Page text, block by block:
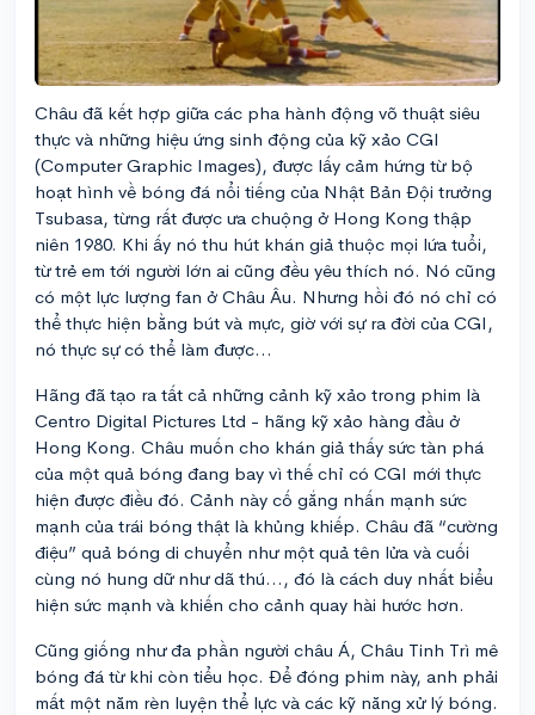
Châu đã kết hợp giữa các pha hành động võ thuật siêu
thực và những hiệu ứng sinh động của kỹ xảo CGI
(Computer Graphic Images), được lấy cảm hứng từ bộ
hoạt hình về bóng đá nổi tiếng của Nhật Bản Đội trưởng
Tsubasa, từng rất được ưa chuộng ở Hong Kong thập
niên 1980. Khi ấy nó thu hút khán giả thuộc mọi lứa tuổi,
từ trẻ em tới người lớn ai cũng đều yêu thích nó. Nó cũng
có một lực lượng fan ở Châu Âu. Nhưng hồi đó nó chỉ có
thể thực hiện bằng bút và mực, giờ với sự ra đời của CGI,
nó thực sự có thể làm được…
Hãng đã tạo ra tất cả những cảnh kỹ xảo trong phim là
Centro Digital Pictures Ltd - hãng kỹ xảo hàng đầu ở
Hong Kong. Châu muốn cho khán giả thấy sức tàn phá
của một quả bóng đang bay vì thế chỉ có CGI mới thực
hiện được điều đó. Cảnh này cố gắng nhấn mạnh sức
mạnh của trái bóng thật là khủng khiếp. Châu đã “cường
điệu” quả bóng di chuyển như một quả tên lửa và cuối
cùng nó hung dữ như dã thú…, đó là cách duy nhất biểu
hiện sức mạnh và khiến cho cảnh quay hài hước hơn.
Cũng giống như đa phần người châu Á, Châu Tinh Trì mê
bóng đá từ khi còn tiểu học. Để đóng phim này, anh phải
mất một năm rèn luyện thể lực và các kỹ năng xử lý bóng.